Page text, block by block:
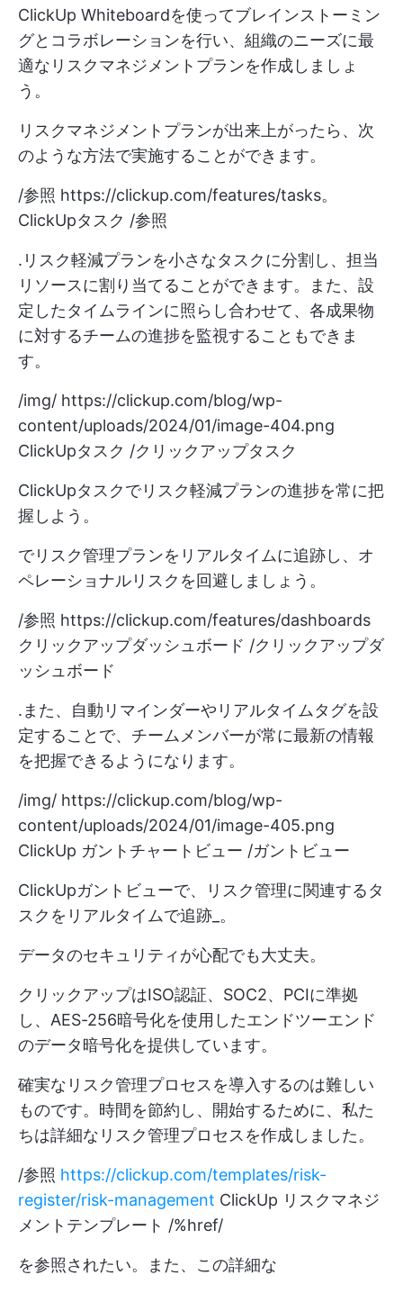
ClickUp Whiteboardを使ってブレインストーミン
グとコラボレーションを行い、組織のニーズに最
適なリスクマネジメントプランを作成しましょ
う。
リスクマネジメントプランが出来上がったら、次
のような方法で実施することができます。
/参照 https://clickup.com/features/tasks。
ClickUpタスク /参照
.リスク軽減プランを小さなタスクに分割し、担当
リソースに割り当てることができます。また、設
定したタイムラインに照らし合わせて、各成果物
に対するチームの進捗を監視することもできま
す。
/img/ https://clickup.com/blog/wp-
content/uploads/2024/01/image-404.png
ClickUpタスク /クリックアップタスク
ClickUpタスクでリスク軽減プランの進捗を常に把
握しよう。
でリスク管理プランをリアルタイムに追跡し、オ
ペレーショナルリスクを回避しましょう。
/参照 https://clickup.com/features/dashboards
クリックアップダッシュボード /クリックアップダ
ッシュボード
.また、自動リマインダーやリアルタイムタグを設
定することで、チームメンバーが常に最新の情報
を把握できるようになります。
/img/ https://clickup.com/blog/wp-
content/uploads/2024/01/image-405.png
ClickUp ガントチャートビュー /ガントビュー
ClickUpガントビューで、リスク管理に関連するタ
スクをリアルタイムで追跡_。
データのセキュリティが心配でも大丈夫。
クリックアップはISO認証、SOC2、PCIに準拠
し、AES-256暗号化を使用したエンドツーエンド
のデータ暗号化を提供しています。
確実なリスク管理プロセスを導入するのは難しい
ものです。時間を節約し、開始するために、私た
ちは詳細なリスク管理プロセスを作成しました。
/参照 https://clickup.com/templates/risk-
register/risk-management ClickUp リスクマネジ
メントテンプレート /%href/
を参照されたい。また、この詳細な